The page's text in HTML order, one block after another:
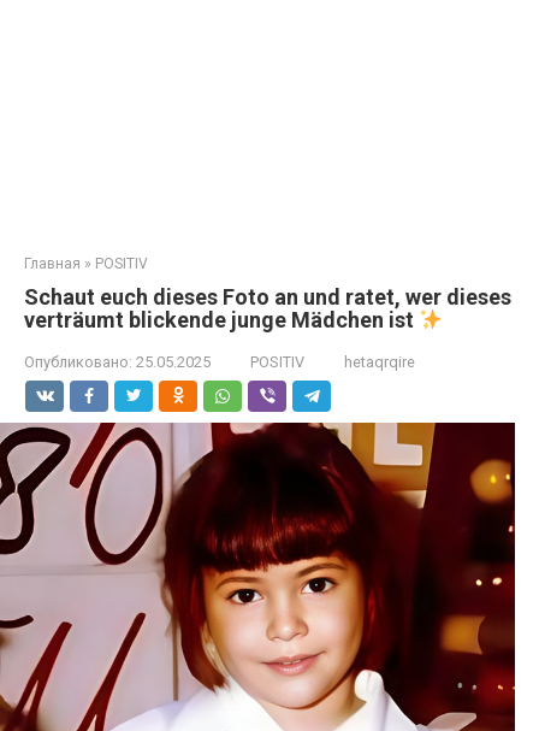
Главная » POSITIV
Schaut euch dieses Foto an und ratet, wer dieses
verträumt blickende junge Mädchen ist
Опубликовано: 25.05.2025 POSITIV hetaqrqire